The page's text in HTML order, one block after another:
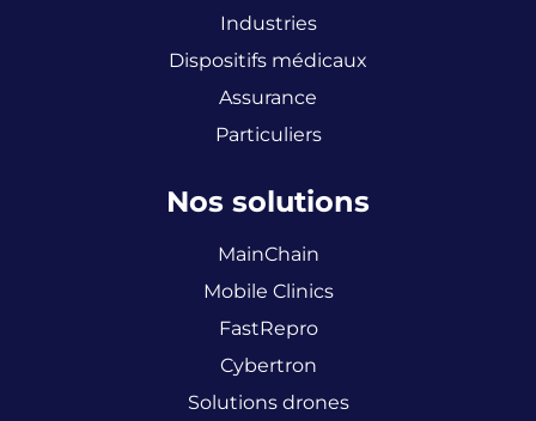
Industries
Dispositifs médicaux
Assurance
Particuliers
Nos solutions
MainChain
Mobile Clinics
FastRepro
Cybertron
Solutions drones